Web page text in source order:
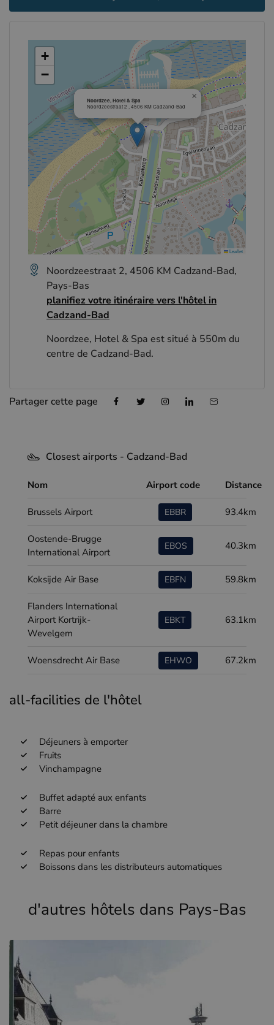
Noordzee, Hotel & Spa
Noordzeestraat 2 , 4506 KM Cadzand-Bad
×
+
−
Leaflet
Noordzeestraat 2, 4506 KM Cadzand-Bad,
Pays-Bas
planifiez votre itinéraire vers l'hôtel in
Cadzand-Bad
Noordzee, Hotel & Spa est situé à 550m du
centre de Cadzand-Bad.
Partager cette page
Closest airports - Cadzand-Bad
Nom Airport code Distance
Brussels Airport EBBR 93.4km
Oostende-Brugge
International Airport
EBOS 40.3km
Koksijde Air Base EBFN 59.8km
Flanders International
Airport Kortrijk-
Wevelgem
EBKT 63.1km
Woensdrecht Air Base EHWO 67.2km
all-facilities de l'hôtel
Déjeuners à emporter
Fruits
Vinchampagne
Buffet adapté aux enfants
Barre
Petit déjeuner dans la chambre
Repas pour enfants
Boissons dans les distributeurs automatiques
d'autres hôtels dans Pays-Bas